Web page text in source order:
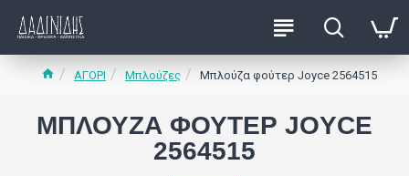
ΑΓΟΡΙ Μπλούζες Μπλούζα φούτερ Joyce 2564515
ΜΠΛΟΎΖΑ ΦΟΎΤΕΡ JOYCE
2564515